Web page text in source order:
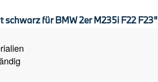
für BMW 2er M235i F22 F23"